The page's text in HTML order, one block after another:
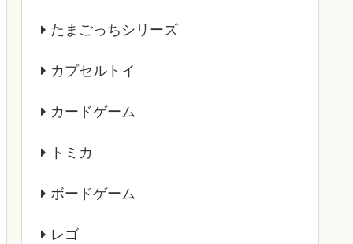
たまごっちシリーズ
カプセルトイ
カードゲーム
トミカ
ボードゲーム
レゴ